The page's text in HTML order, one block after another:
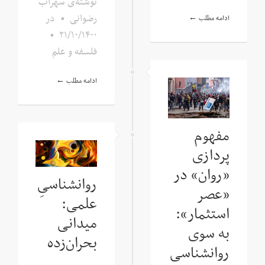
رضوانی • در
۲۱/۱۰/۱۴۰۰ •
فلسفه و علم
ادامه مطلب ←
ادامه مطلب ←
مفهوم
پردازی
«روان» در
«عصر
استثمار»:
به سوی
روانشناسی
روانشناسیِ
علمی:
میدانی
بحران‌زده